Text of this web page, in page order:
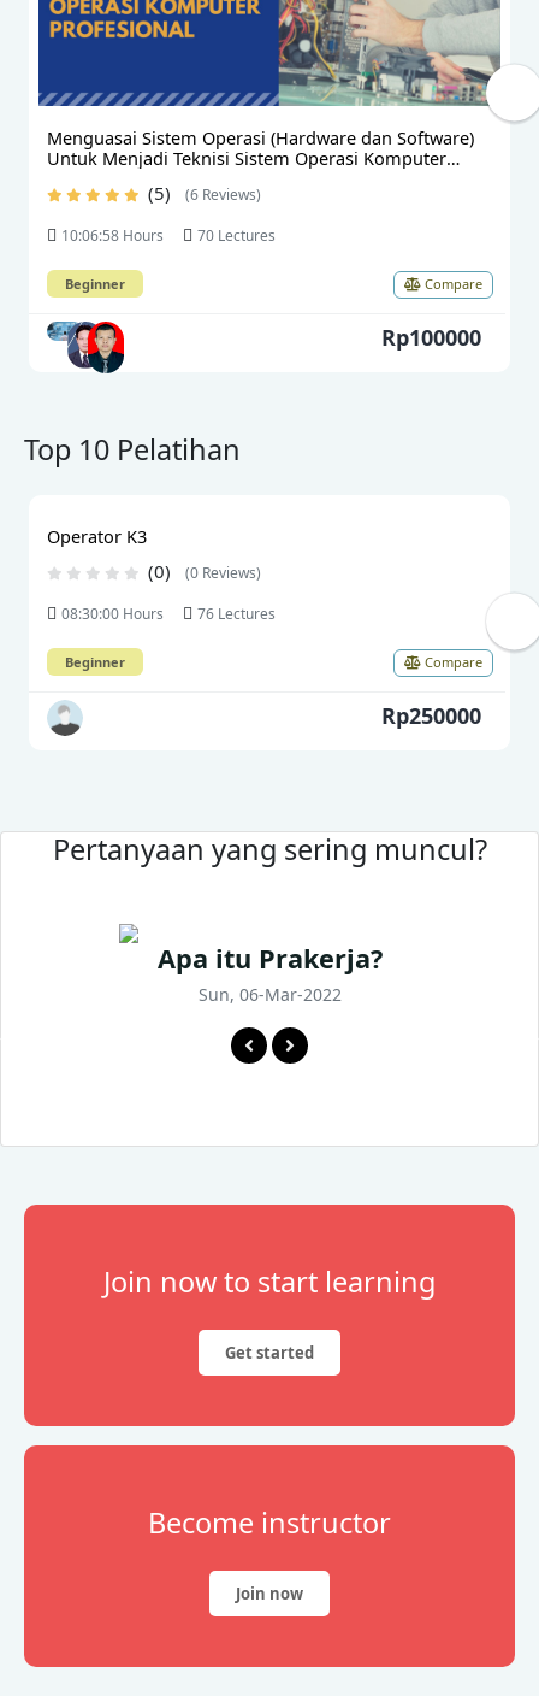
Menguasai Sistem Operasi (Hardware dan Software)
Untuk Menjadi Teknisi Sistem Operasi Komputer
(5)
(6 Reviews)
10:06:58 Hours
70 Lectures
Beginner Compare
Rp100000
Top 10 Pelatihan
Operator K3
(0)
(0 Reviews)
08:30:00 Hours
76 Lectures
Beginner Compare
Rp250000
Pertanyaan yang sering muncul?
Apa itu Prakerja?
Sun, 06-Mar-2022
Join now to start learning
Get started
Become instructor
Join now